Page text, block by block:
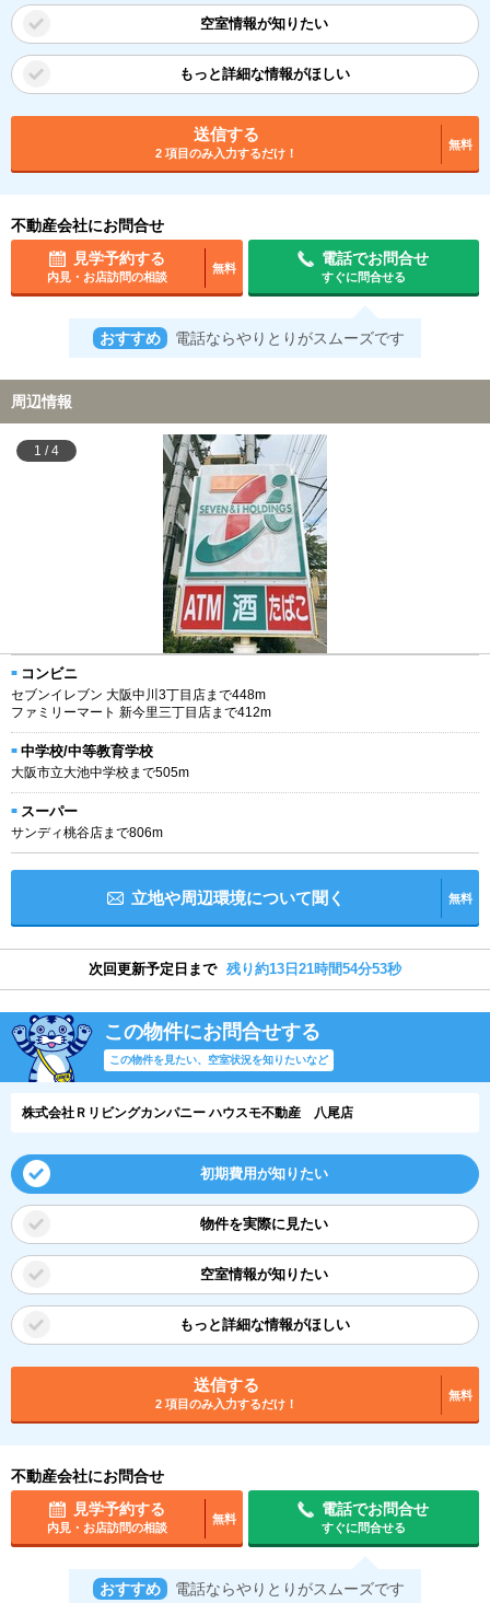
空室情報が知りたい
もっと詳細な情報がほしい
送信する
2 項目のみ入力するだけ！
無料
不動産会社にお問合せ
見学予約する
内見・お店訪問の相談
無料
電話でお問合せ
すぐに問合せる
おすすめ 電話ならやりとりがスムーズです
周辺情報
1 /4
コンビニ
セブンイレブン 大阪中川3丁目店まで448m
ファミリーマート 新今里三丁目店まで412m
中学校/中等教育学校
大阪市立大池中学校まで505m
スーパー
サンディ桃谷店まで806m
立地や周辺環境について聞く 無料
次回更新予定日まで 残り約13日21時間54分52秒
この物件にお問合せする
この物件を見たい、空室状況を知りたいなど
株式会社Ｒリビングカンパニー ハウスモ不動産 八尾店
初期費用が知りたい
物件を実際に見たい
空室情報が知りたい
もっと詳細な情報がほしい
送信する
2 項目のみ入力するだけ！
無料
不動産会社にお問合せ
見学予約する
内見・お店訪問の相談
無料
電話でお問合せ
すぐに問合せる
おすすめ 電話ならやりとりがスムーズです